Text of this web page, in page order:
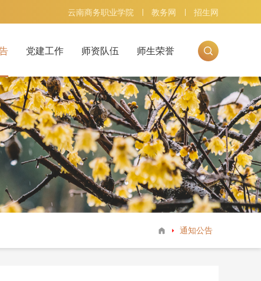
云南商务职业学院 教务网 招生网
教研教改
党建工作
主题党日 三会一课 支部风采
师资队伍 师生荣誉
通知公告